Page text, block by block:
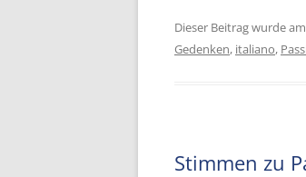
Dieser Beitrag wurde am
Gedenken, italiano,
Stimmen zu